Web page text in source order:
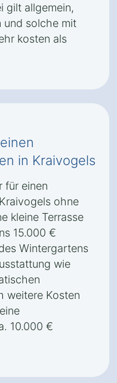
gilt allgemein,
und solche mit
kosten als
in Kraivogels
für einen
ohne
kleine Terrasse
15.000 €
Wintergartens
wie
weitere Kosten
10.000 €